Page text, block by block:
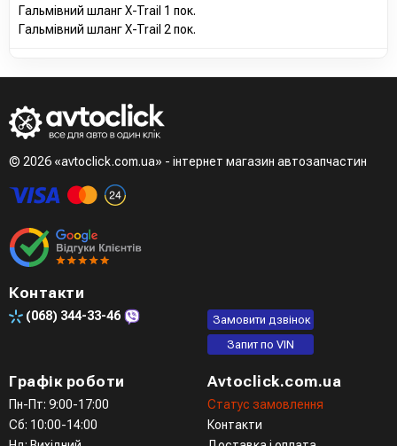
Гальмівний шланг X-Trail 1 пок.
Гальмівний шланг X-Trail 2 пок.
© 2026 «avtoclick.com.ua» - інтернет магазин автозапчастин
Контакти
(068) 344-33-46
Замовити дзвінок
Запит по VIN
Графік роботи
Пн-Пт: 9:00-17:00
Сб: 10:00-14:00
Avtoclick.com.ua
Статус замовлення
Контакти